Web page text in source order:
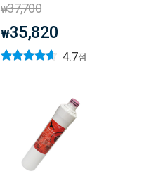
₩37,700
₩35,820
4.7점